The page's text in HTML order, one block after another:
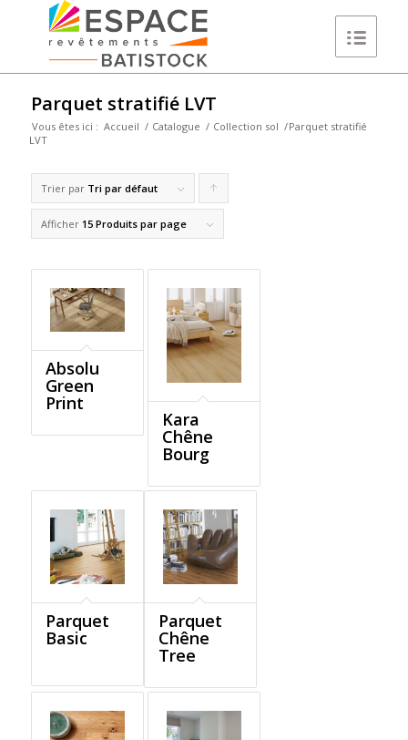
Parquet stratifié LVT
Vous êtes ici : Accueil / Catalogue / Collection sol /Parquet stratifié
LVT
Trier par Tri par défaut
les
produits
en
ordre
ascendant
Afficher 15 Produits par page
Absolu
Green
Print
Kara
Chêne
Bourg
Parquet
Basic
Parquet
Chêne
Tree